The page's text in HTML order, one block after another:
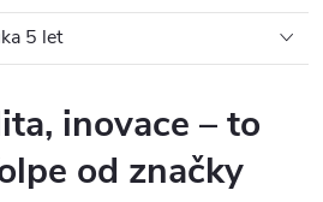
5 let
inovace – to
od značky